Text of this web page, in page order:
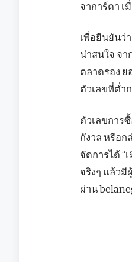
จาการ์ตา เ
เพื่อยืนยันว่
น่าสนใจ จา
ตลาดรอง ย
ตัวเลขที่ต่ำ
ตัวเลขการ
กังวล หรือ
จัดการได้ “
จริงๆ แล้วมี
ผ่าน